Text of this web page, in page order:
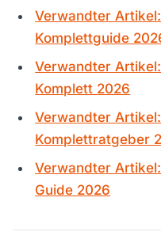
Verwandter
Komplettguide
Verwandter
Komplett 2026
Verwandter
Komplettratgeber
Verwandter
Guide 2026